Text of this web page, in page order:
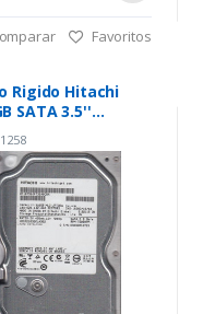
Favoritos
Rigido Hitachi
SATA 3.5''